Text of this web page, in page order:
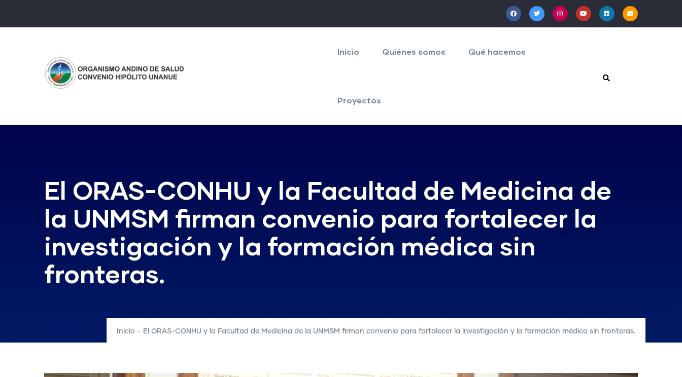
al
principal
Inicio Quiénes somos Qué hacemos
Proyectos
El ORAS-CONHU y la Facultad de Medicina de
la UNMSM firman convenio para fortalecer la
investigación y la formación médica sin
fronteras.
Inicio - El ORAS-CONHU y la Facultad de Medicina de la UNMSM firman convenio para fortalecer la investigación y la formación médica sin fronteras.